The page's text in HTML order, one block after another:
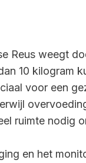
Reus weegt
10 kilogram
voor een
ruimte nodig
en het